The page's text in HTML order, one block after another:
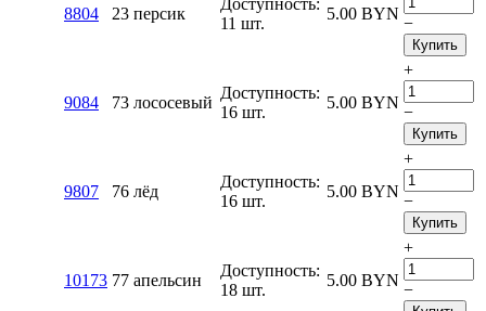
8804 23 персик
11 шт.
5.00 BYN
−
Купить
9084 73 лососевый
Доступность:
16 шт.
5.00 BYN
+
−
Купить
9807 76 лёд
Доступность:
16 шт.
5.00 BYN
+
−
Купить
10173 77 апельсин
Доступность:
18 шт.
5.00 BYN
+
−